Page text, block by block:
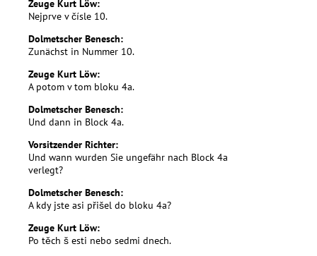
Zeuge Kurt Löw:
Nejprve v čísle 10.
Dolmetscher Benesch:
Zunächst in Nummer 10.
Zeuge Kurt Löw:
A potom v tom bloku 4a.
Dolmetscher Benesch:
Und dann in Block 4a.
Vorsitzender Richter:
Und wann wurden Sie ungefähr nach Block 4a
verlegt?
Dolmetscher Benesch:
A kdy jste asi přišel do bloku 4a?
Zeuge Kurt Löw:
Po těch š esti nebo sedmi dnech.